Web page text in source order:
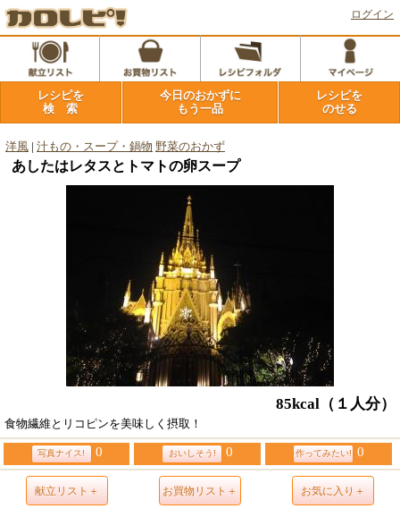
ログイン
レシピを
検 索
今日のおかずに
もう一品
レシピを
のせる
洋風 汁もの・スープ・鍋物 野菜のおかず
あしたはレタスとトマトの卵スープ
85kcal （１人分）
食物繊維とリコピンを美味しく摂取！
写真ナイス! 0 おいしそう! 0 作ってみたい! 0
献立リスト＋ お買物リスト＋ お気に入り＋